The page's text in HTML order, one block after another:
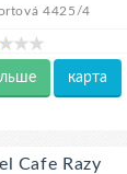
4425/4
карта
Cafe Razy